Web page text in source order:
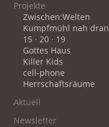
Projekte
Zwischen:Welten
Kumpfmühl nah dran
15 · 20 · 19
Gottes Haus
Killer Kids
cell-phone
Herrschaftsräume
Aktuell
Newsletter